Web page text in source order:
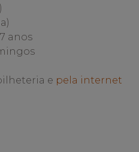
até 7 anos
A
e pela internet